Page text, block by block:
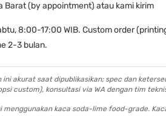
Barat (by appointment) atau kami kirim
8:00-17:00 WIB. Custom order
2-3 bulan.
akurat saat dipublikasikan; spec dan
custom), konsultasi via WA dengan tim
menggunakan kaca soda-lime food-grade.